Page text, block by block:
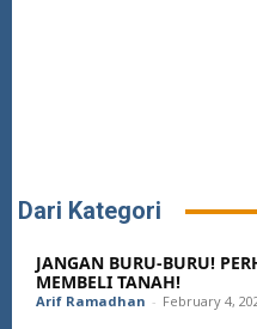
Dari Kategori
JANGAN BURU-BURU!
MEMBELI TANAH!
Arif Ramadhan - February 4,